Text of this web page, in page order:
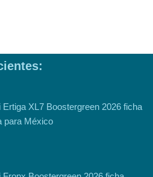
Ertiga XL7 Boostergreen 2026 ficha
para México